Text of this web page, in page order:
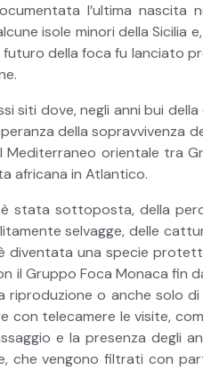
l’ultima
isole minori della Sicilia
futuro della foca fu lanciato
siti dove, negli anni bui
della sopravvivenza
orientale tra
africana in Atlantico.
stata sottoposta, della
selvagge, delle
diventata una specie
il Gruppo Foca Monaca fin
o anche solo
con telecamere le visite,
e la presenza degli
che vengono filtrati con